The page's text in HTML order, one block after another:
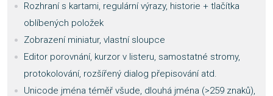
Rozhraní s kartami, regulární výrazy, historie + tlačítka
oblíbených položek
Zobrazení miniatur, vlastní sloupce
Editor porovnání, kurzor v listeru, samostatné stromy,
protokolování, rozšířený dialog přepisování atd.
Unicode jména téměř všude, dlouhá jména (>259 znaků),